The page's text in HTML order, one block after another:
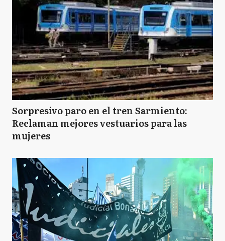
Sorpresivo paro en el tren Sarmiento:
Reclaman mejores vestuarios para las
mujeres